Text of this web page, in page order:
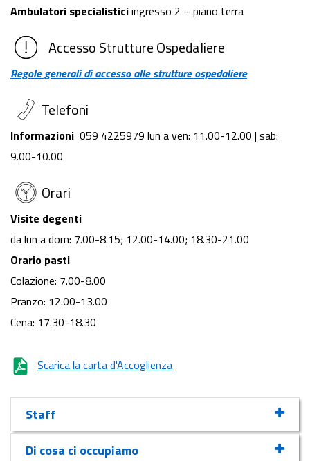
Ambulatori specialisticiingresso 2 – piano terra
Accesso Strutture Ospedaliere
Regole generali di accesso alle strutture ospedaliere
Telefoni
Informazioni 059 4225979 lun a ven: 11.00-12.00 | sab:
9.00-10.00
Orari
Visite degenti
da lun a dom: 7.00-8.15; 12.00-14.00; 18.30-21.00
Orario pasti
Colazione: 7.00-8.00
Pranzo: 12.00-13.00
Cena: 17.30-18.30
Scarica la carta d'Accoglienza
Staff
Di cosa ci occupiamo